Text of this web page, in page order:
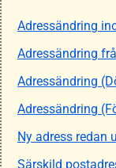
Adressändring
Adressändring
Adressändring
Adressändring
Ny adress redan
Särskild